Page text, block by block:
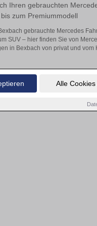
Alle
Ihren gebrauchten
bis zum Premiummodell
gebrauchte Mercedes
SUV – hier finden Sie von
in Bexbach von privat und vom